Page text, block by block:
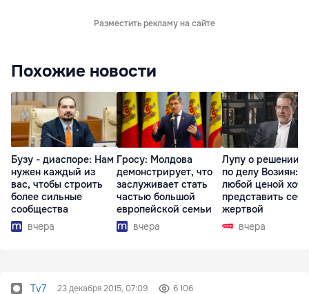
Разместить рекламу на сайте
Похожие новости
Бузу - диаспоре: Нам
нужен каждый из
вас, чтобы строить
более сильные
сообщества
вчера
Гросу: Молдова
демонстрирует, что
заслуживает стать
частью большой
европейской семьи
вчера
Лупу о решении
по делу Возиян:
любой ценой
представить себя
жертвой
вчера
Tv7 23 декабря 2015, 07:09 6 106